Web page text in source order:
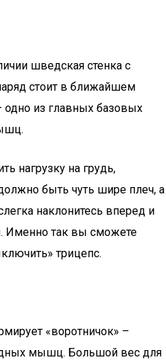
шведская стенка с
стоит в ближайшем
из главных базовых
нагрузку на грудь,
быть чуть шире плеч, а
наклонитесь вперед и
Именно так вы сможете
трицепс.
«воротничок» –
мышц. Большой вес для